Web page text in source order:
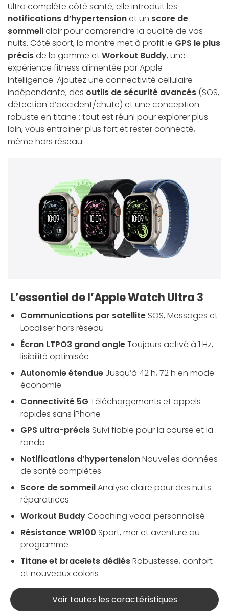
Ultra complète côté santé, elle introduit les
notifications d’hypertensionet un score de
sommeilclair pour comprendre la qualité de vos
nuits. Côté sport, la montre met à profit le GPS le plus
précisde la gamme etWorkout Buddy, une
expérience fitness alimentée par Apple
Intelligence. Ajoutez une connectivité cellulaire
indépendante, des outils de sécurité avancés (SOS,
détection d’accident/chute) et une conception
robuste en titane : tout est réuni pour explorer plus
loin, vous entraîner plus fort et rester connecté,
même hors réseau.
L’essentiel de l’Apple Watch Ultra 3
Communications par satellite SOS, Messages et
Localiser hors réseau
Écran LTPO3 grand angleToujours activé à 1 Hz,
lisibilité optimisée
Autonomie étendue Jusqu’à 42 h, 72 h en mode
économie
Connectivité 5G Téléchargements et appels
rapides sans iPhone
GPS ultra-précis Suivi fiable pour la course et la
rando
Notifications d’hypertensionNouvelles données
de santé complètes
Score de sommeilAnalyse claire pour des nuits
réparatrices
Workout BuddyCoaching vocal personnalisé
Résistance WR100 Sport, mer et aventure au
programme
Titane et bracelets dédiésRobustesse, confort
et nouveaux coloris
Voir toutes les caractéristiques